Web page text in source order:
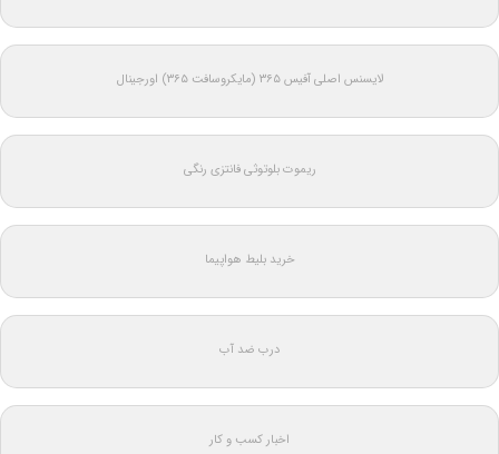
لایسنس اصلی آفیس ۳۶۵ (مایکروسافت ۳۶۵) اورجینال
ریموت بلوتوثی فانتزی رنگی
خرید بلیط هواپیما
درب ضد آب
اخبار کسب و کار